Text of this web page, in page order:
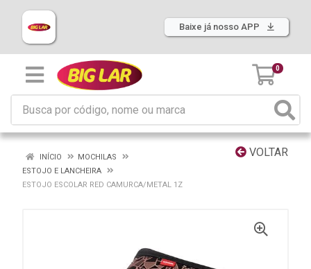
Baixe já nosso APP
0
VOLTAR
INÍCIO
MOCHILAS
ESTOJO E LANCHEIRA
ESTOJO ESCOLAR RED CAMURCA/METAL 1Z